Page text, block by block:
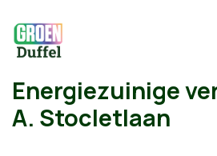
Energiezuinige
A. Stocletlaan